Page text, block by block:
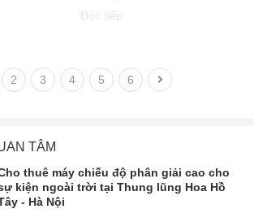
Đọc tiếp
2 3 4 5 6
TÂM
thuê máy chiếu độ phân giải cao cho
kiện ngoài trời tại Thung lũng Hoa Hồ
- Hà Nội